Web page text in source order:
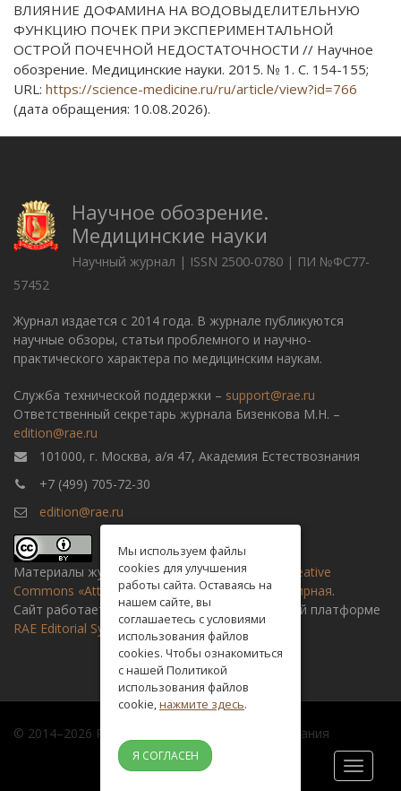
ВЛИЯНИЕ ДОФАМИНА НА ВОДОВЫДЕЛИТЕЛЬНУЮ
ФУНКЦИЮ ПОЧЕК ПРИ ЭКСПЕРИМЕНТАЛЬНОЙ
ОСТРОЙ ПОЧЕЧНОЙ НЕДОСТАТОЧНОСТИ // Научное
обозрение. Медицинские науки. 2015. № 1. С. 154-155;
URL: https://science-medicine.ru/ru/article/view?id=766
(дата обращения: 10.08.2026).
Научное обозрение.
Медицинские науки
Научный журнал | ISSN 2500-0780 | ПИ №ФС77-
57452
Журнал издается с 2014 года. В журнале публикуются
научные обзоры, статьи проблемного и научно-
практического характера по медицинским наукам.
Служба технической поддержки – support@rae.ru
Ответственный секретарь журнала Бизенкова М.Н. –
edition@rae.ru
101000, г. Москва, а/я 47, Академия Естествознания
+7 (499) 705-72-30
edition@rae.ru
Материалы журнала доступны полицензии Creative
Commons «Attribution» («Атрибуция») 4.0 Всемирная.
Сайт работает на универсальной издательской платформе
RAE Editorial System
© 2014–2026 Российская академия естествознания
Toggle
Мы используем файлы
cookies для улучшения
работы сайта. Оставаясь на
нашем сайте, вы
соглашаетесь с условиями
использования файлов
cookies. Чтобы ознакомиться
с нашей Политикой
использования файлов
cookie,нажмите здесь.
Я СОГЛАСЕН